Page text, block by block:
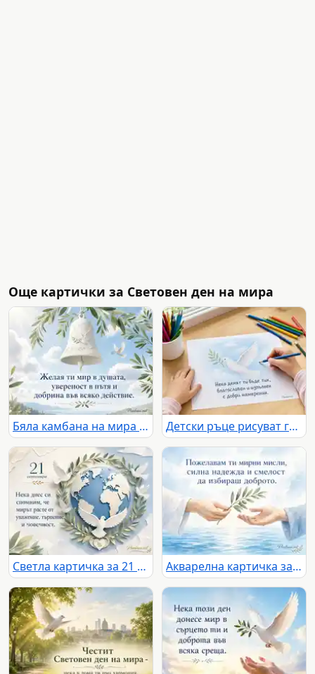
Още картички за Световен ден на мира
Бяла камбана на мира с маслинови листа и послание за надежда Детски ръце рисуват гълъбица за Световния ден на мира
Светла картичка за 21 септември с планета, гълъби и послание за мир Акварелна картичка за Световния ден на мира с маслинова клонка